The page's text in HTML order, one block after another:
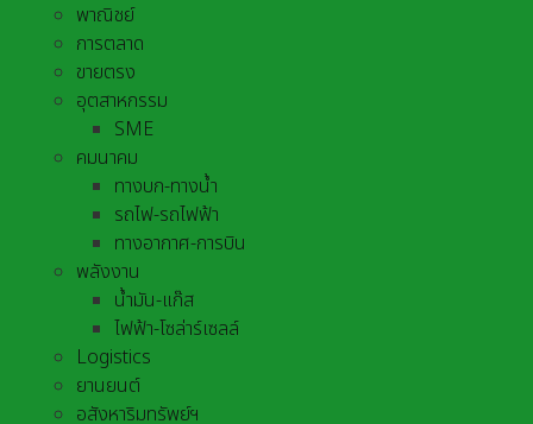
พาณิชย์
การตลาด
ขายตรง
อุตสาหกรรม
SME
คมนาคม
ทางบก-ทางน้ำ
รถไฟ-รถไฟฟ้า
ทางอากาศ-การบิน
พลังงาน
น้ำมัน-แก๊ส
ไฟฟ้า-โซล่าร์เซลล์
Logistics
ยานยนต์
อสังหาริมทรัพย์ฯ